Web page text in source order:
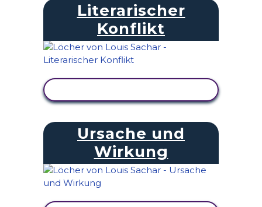
Literarischer
Konflikt
Ursache und
Wirkung